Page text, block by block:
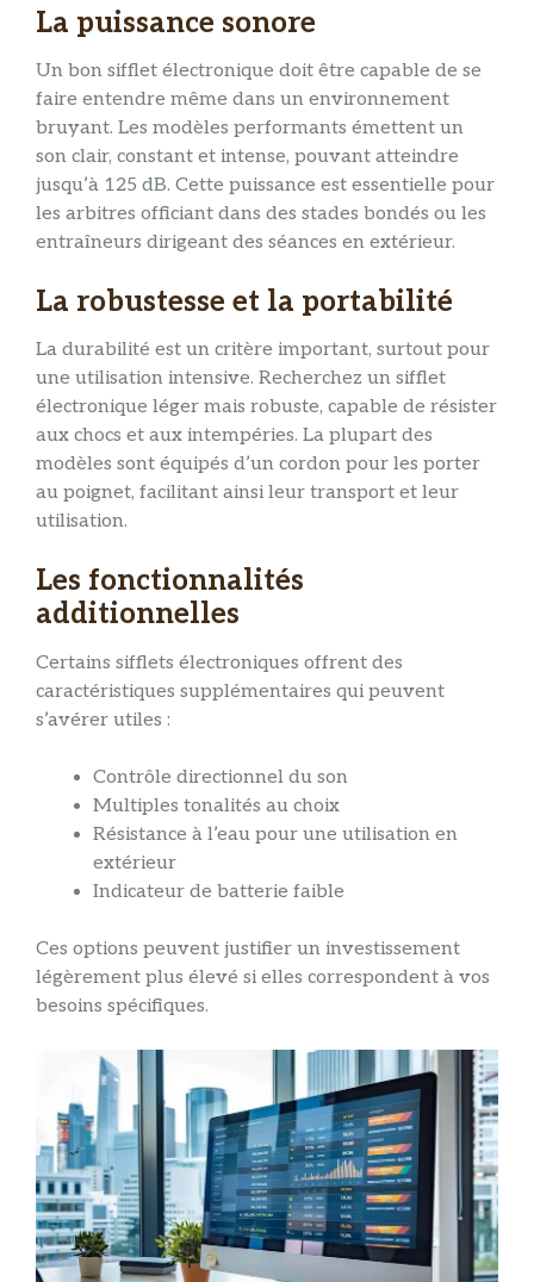
La puissance sonore
Un bon sifflet électronique doit être capable de se
faire entendre même dans un environnement
bruyant. Les modèles performants émettent un
son clair, constant et intense, pouvant atteindre
jusqu’à 125 dB. Cette puissance est essentielle pour
les arbitres officiant dans des stades bondés ou les
entraîneurs dirigeant des séances en extérieur.
La robustesse et la portabilité
La durabilité est un critère important, surtout pour
une utilisation intensive. Recherchez un sifflet
électronique léger mais robuste, capable de résister
aux chocs et aux intempéries. La plupart des
modèles sont équipés d’un cordon pour les porter
au poignet, facilitant ainsi leur transport et leur
utilisation.
Les fonctionnalités
additionnelles
Certains sifflets électroniques offrent des
caractéristiques supplémentaires qui peuvent
s’avérer utiles :
Contrôle directionnel du son
Multiples tonalités au choix
Résistance à l’eau pour une utilisation en
extérieur
Indicateur de batterie faible
Ces options peuvent justifier un investissement
légèrement plus élevé si elles correspondent à vos
besoins spécifiques.